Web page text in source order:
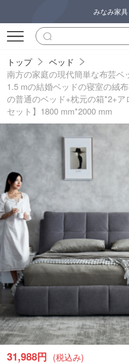
みなみ家具
トップ
ベッド
南方の家庭の現代簡単な布芸ベ
1.5 mの結婚ベッドの寝室の絨
の普通のベッド+枕元の箱*2+ア
セット】1800 mm*2000 mm
31,988円 (税込み)